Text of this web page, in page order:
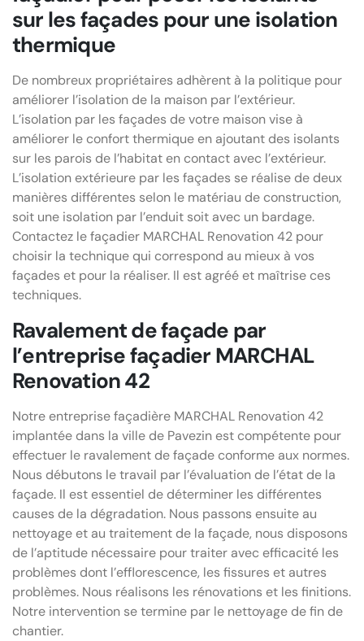
sur les façades pour une isolation
thermique
De nombreux propriétaires adhèrent à la politique pour
améliorer l’isolation de la maison par l’extérieur.
L’isolation par les façades de votre maison vise à
améliorer le confort thermique en ajoutant des isolants
sur les parois de l’habitat en contact avec l’extérieur.
L’isolation extérieure par les façades se réalise de deux
manières différentes selon le matériau de construction,
soit une isolation par l’enduit soit avec un bardage.
Contactez le façadier MARCHAL Renovation 42 pour
choisir la technique qui correspond au mieux à vos
façades et pour la réaliser. Il est agréé et maîtrise ces
techniques.
Ravalement de façade par
l’entreprise façadier MARCHAL
Renovation 42
Notre entreprise façadière MARCHAL Renovation 42
implantée dans la ville de Pavezin est compétente pour
effectuer le ravalement de façade conforme aux normes.
Nous débutons le travail par l’évaluation de l’état de la
façade. Il est essentiel de déterminer les différentes
causes de la dégradation. Nous passons ensuite au
nettoyage et au traitement de la façade, nous disposons
de l’aptitude nécessaire pour traiter avec efficacité les
problèmes dont l’efflorescence, les fissures et autres
problèmes. Nous réalisons les rénovations et les finitions.
Notre intervention se termine par le nettoyage de fin de
chantier.